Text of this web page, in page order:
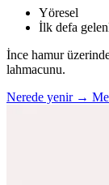
Yöresel
İlk defa
İnce hamur
lahmacunu.
Nerede yenir →